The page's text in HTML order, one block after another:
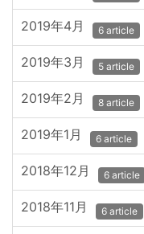
2019年4月 6 article
2019年3月 5 article
2019年2月 8 article
2019年1月 6 article
2018年12月 6 article
2018年11月 6 article